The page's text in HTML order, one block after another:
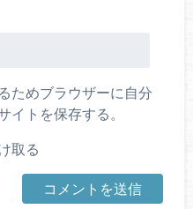
ためブラウザーに自分
イトを保存する。
取る